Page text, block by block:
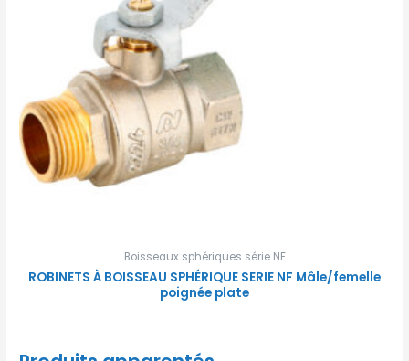
Boisseaux sphériques série NF
ROBINETS À BOISSEAU SPHÉRIQUE SERIE NF Mâle/femelle
poignée plate